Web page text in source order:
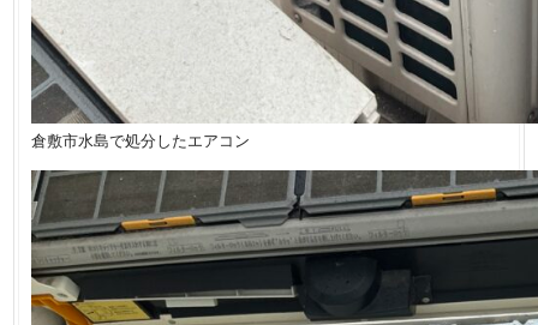
倉敷市水島で処分したエアコン